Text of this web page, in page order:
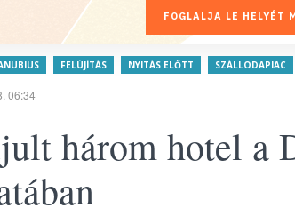
FOGLALJA LE HELYÉT
FELÚJÍTÁS NYITÁS ELŐTT SZÁLLODAPIAC
06:34
három hotel a